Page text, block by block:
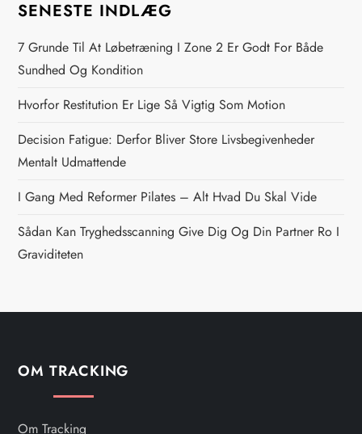
s
n
a
v
i
g
a
i
o
SENESTE INDLÆG
7 Grunde Til At Løbetræning I Zone 2 Er Godt For Både
Sundhed Og Kondition
Hvorfor Restitution Er Lige Så Vigtig Som Motion
Decision Fatigue: Derfor Bliver Store Livsbegivenheder
Mentalt Udmattende
I Gang Med Reformer Pilates – Alt Hvad Du Skal Vide
Sådan Kan Tryghedsscanning Give Dig Og Din Partner Ro I
Graviditeten
OM TRACKING
Om Tracking